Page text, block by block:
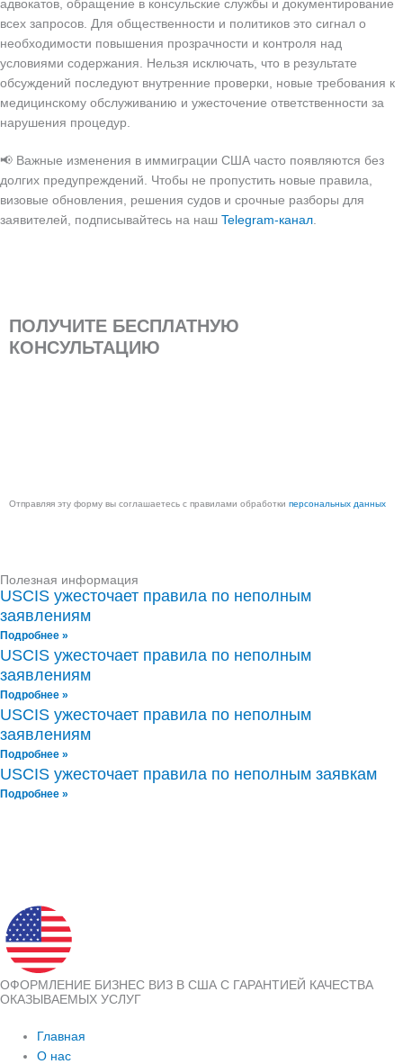
адвокатов, обращение в консульские службы и документирование
всех запросов. Для общественности и политиков это сигнал о
необходимости повышения прозрачности и контроля над
условиями содержания. Нельзя исключать, что в результате
обсуждений последуют внутренние проверки, новые требования к
медицинскому обслуживанию и ужесточение ответственности за
нарушения процедур.
📢 Важные изменения в иммиграции США часто появляются без
долгих предупреждений. Чтобы не пропустить новые правила,
визовые обновления, решения судов и срочные разборы для
заявителей, подписывайтесь на наш Telegram-канал.
ПОЛУЧИТЕ БЕСПЛАТНУЮ
КОНСУЛЬТАЦИЮ
Отправляя эту форму вы соглашаетесь с правилами обработки персональных данных
Полезная информация
USCIS ужесточает правила по неполным
заявлениям
Подробнее »
USCIS ужесточает правила по неполным
заявлениям
Подробнее »
USCIS ужесточает правила по неполным
заявлениям
Подробнее »
USCIS ужесточает правила по неполным заявкам
Подробнее »
ОФОРМЛЕНИЕ БИЗНЕС ВИЗ В США С ГАРАНТИЕЙ КАЧЕСТВА
ОКАЗЫВАЕМЫХ УСЛУГ
Главная
О нас